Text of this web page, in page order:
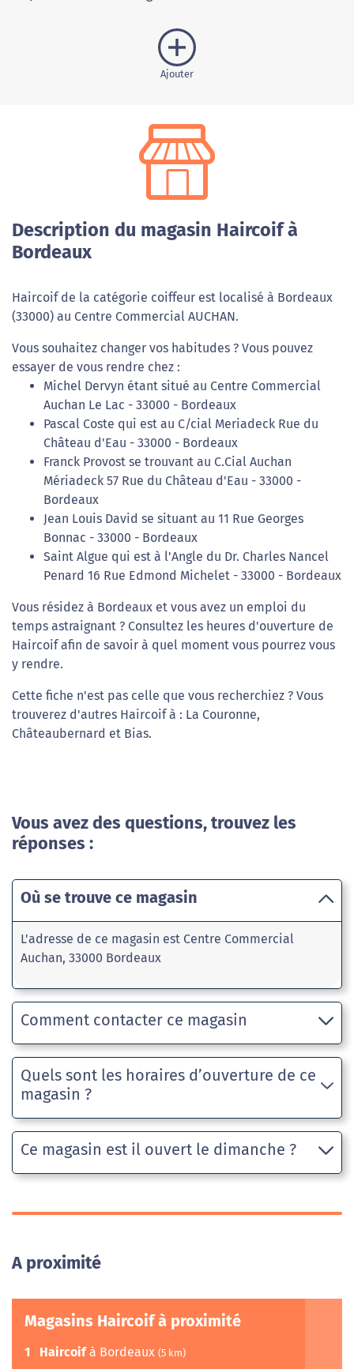
Ajouter
Description du magasin Haircoif à
Bordeaux
Haircoif de la catégorie coiffeur est localisé à Bordeaux
(33000) au Centre Commercial AUCHAN.
Vous souhaitez changer vos habitudes ? Vous pouvez
essayer de vous rendre chez :
Michel Dervyn étant situé au Centre Commercial
Auchan Le Lac - 33000 - Bordeaux
Pascal Coste qui est au C/cial Meriadeck Rue du
Château d'Eau - 33000 - Bordeaux
Franck Provost se trouvant au C.Cial Auchan
Mériadeck 57 Rue du Château d'Eau - 33000 -
Bordeaux
Jean Louis David se situant au 11 Rue Georges
Bonnac - 33000 - Bordeaux
Saint Algue qui est à l'Angle du Dr. Charles Nancel
Penard 16 Rue Edmond Michelet - 33000 - Bordeaux
Vous résidez à Bordeaux et vous avez un emploi du
temps astraignant ? Consultez les heures d'ouverture de
Haircoif afin de savoir à quel moment vous pourrez vous
y rendre.
Cette fiche n'est pas celle que vous recherchiez ? Vous
trouverez d'autres Haircoif à : La Couronne,
Châteaubernard et Bias.
Vous avez des questions, trouvez les
réponses :
Où se trouve ce magasin
L'adresse de ce magasin est Centre Commercial
Auchan, 33000 Bordeaux
Comment contacter ce magasin
Quels sont les horaires d’ouverture de ce
magasin ?
Ce magasin est il ouvert le dimanche ?
A proximité
Magasins Haircoif à proximité
1 Haircoifà Bordeaux (5 km)